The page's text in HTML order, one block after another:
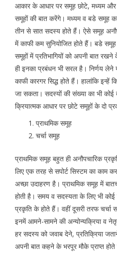
आकार के आधार पर समूह छोटे, मध्यम
समूहों की बात करेंगे। मध्यम व बडे समूह
तीन से सात सदस्य होते हैं। ऐसे समूह
में काफी कम सुनियोजित होते हैं। बडे
समूहों में प्रतिभागियों को अपनी बात
ही इनका प्रबंधन भी सरल है। निर्णय
काफी कारगर सिद्ध होते हैं। हालांकि इन्हें
जा सकता। सदस्यों की संख्या का भी कोई
क्रियात्मक आधार पर छोटे समूहों के दो
प्राथमिक समूह
चर्चा समूह
प्राथमिक समूह बहुत ही अनौपचारिक
लिए एक तरह से सपोर्ट सिस्टम का काम
अच्छा उदाहरण है। प्राथमिक समूह में
होती है। समय व सदस्यता के लिए भी कोई
प्रकृति के होते हैं। वहीं दूसरी तरफ चर्चा
इनमें आमने-सामने की अन्योन्यक्रिया व
हर सदस्य को जवाब देने, प्रतिक्रिया
अपनी बात कहने के भरपूर मौके प्राप्त